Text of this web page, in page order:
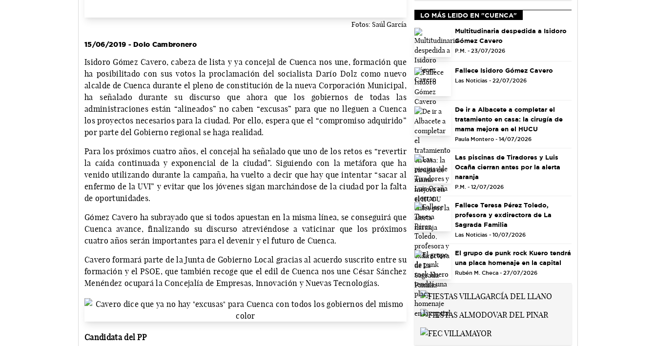
Fotos: Saúl García
15/06/2019 - Dolo Cambronero
Isidoro Gómez Cavero, cabeza de lista y ya concejal de Cuenca nos une, formación que
ha posibilitado con sus votos la proclamación del socialista Darío Dolz como nuevo
alcalde de Cuenca durante el pleno de constitución de la nueva Corporación Municipal,
ha señalado durante su discurso que ahora que los gobiernos de todas las
administraciones están “alineados” no caben “excusas” para que no lleguen a Cuenca
los proyectos necesarios para la ciudad. Por ello, espera que el “compromiso adquirido”
por parte del Gobierno regional se haga realidad.
Para los próximos cuatro años, el concejal ha señalado que uno de los retos es “revertir
la caída continuada y exponencial de la ciudad”. Siguiendo con la metáfora que ha
venido utilizando durante la campaña, ha vuelto a decir que hay que intentar “sacar al
enfermo de la UVI” y evitar que los jóvenes sigan marchándose de la ciudad por la falta
de oportunidades.
Gómez Cavero ha subrayado que si todos apuestan en la misma línea, se conseguirá que
Cuenca avance, finalizando su discurso atreviéndose a vaticinar que los próximos
cuatro años serán importantes para el devenir y el futuro de Cuenca.
Cavero formará parte de la Junta de Gobierno Local gracias al acuerdo suscrito entre su
formación y el PSOE, que también recoge que el edil de Cuenca nos une César Sánchez
Menéndez ocupará la Concejalía de Empresas, Innovación y Nuevas Tecnologías.
Candidata del PP
LO MÁS LEIDO EN "CUENCA"
Multitudinaria despedida a Isidoro
Gómez Cavero
P.M. - 23/07/2026
Fallece Isidoro Gómez Cavero
Las Noticias - 22/07/2026
De ir a Albacete a completar el
tratamiento en casa: la cirugía de
mama mejora en el HUCU
Paula Montero - 14/07/2026
Las piscinas de Tiradores y Luis
Ocaña cierran antes por la alerta
naranja
P.M. - 12/07/2026
Fallece Teresa Pérez Toledo,
profesora y exdirectora de La
Sagrada Familia
Las Noticias - 10/07/2026
El grupo de punk rock Kuero tendrá
una placa homenaje en la capital
Rubén M. Checa - 27/07/2026